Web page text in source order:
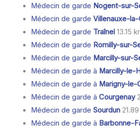
Médecin de garde Nogent-sur-
Médecin de garde Villenauxe-la-
Médecin de garde Traînel13.15
Médecin de garde Romilly-sur-
Médecin de garde Marcilly-sur-
Médecin de garde à Marcilly-le-
Médecin de garde à Marigny-le-
Médecin de garde à Courgenay
Médecin de garde Sourdun
Médecin de garde à Barbonne-